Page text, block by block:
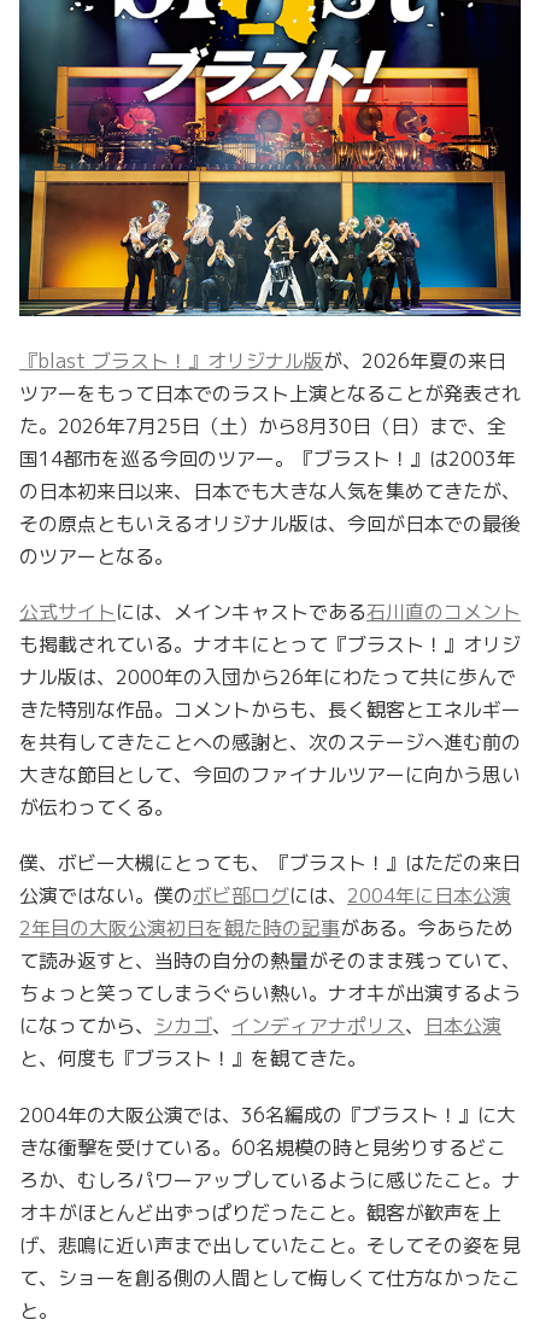
『blast ブラスト！』オリジナル版が、2026年夏の来日
ツアーをもって日本でのラスト上演となることが発表され
た。2026年7月25日（土）から8月30日（日）まで、全
国14都市を巡る今回のツアー。『ブラスト！』は2003年
の日本初来日以来、日本でも大きな人気を集めてきたが、
その原点ともいえるオリジナル版は、今回が日本での最後
のツアーとなる。
公式サイトには、メインキャストである石川直のコメント
も掲載されている。ナオキにとって『ブラスト！』オリジ
ナル版は、2000年の入団から26年にわたって共に歩んで
きた特別な作品。コメントからも、長く観客とエネルギー
を共有してきたことへの感謝と、次のステージへ進む前の
大きな節目として、今回のファイナルツアーに向かう思い
が伝わってくる。
僕、ボビー大槻にとっても、『ブラスト！』はただの来日
公演ではない。僕のボビ部ログには、 2004年に日本公演
2年目の大阪公演初日を観た時の記事がある。今あらため
て読み返すと、当時の自分の熱量がそのまま残っていて、
ちょっと笑ってしまうぐらい熱い。ナオキが出演するよう
になってから、 シカゴ、 インディアナポリス、
日本公演
と、何度も『ブラスト！』を観てきた。
2004年の大阪公演では、36名編成の『ブラスト！』に大
きな衝撃を受けている。60名規模の時と見劣りするどこ
ろか、むしろパワーアップしているように感じたこと。ナ
オキがほとんど出ずっぱりだったこと。観客が歓声を上
げ、悲鳴に近い声まで出していたこと。そしてその姿を見
て、ショーを創る側の人間として悔しくて仕方なかったこ
と。